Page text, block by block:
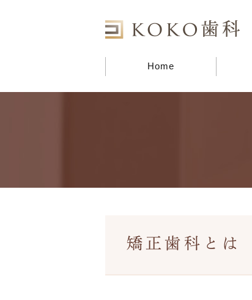
Home
矯正歯科とは